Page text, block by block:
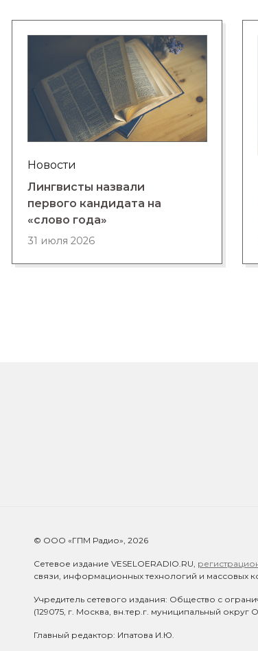
Новости
Лингвисты назвали
первого кандидата на
«слово года»
31 июля 2026
© ООО «ГПМ Радио», 2026
Сетевое издание VESELOERADIO.RU,
связи, информационных технологий и массовых
Учредитель сетевого издания: Общество с
(129075, г. Москва, вн.тер.г. муниципальный
Главный редактор: Ипатова И.Ю.